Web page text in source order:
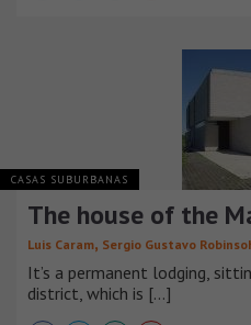
CASAS SUBURBANAS
The house of the
Luis Caram, Sergio Gustavo
It’s a permanent lodging,
district, which is [...]